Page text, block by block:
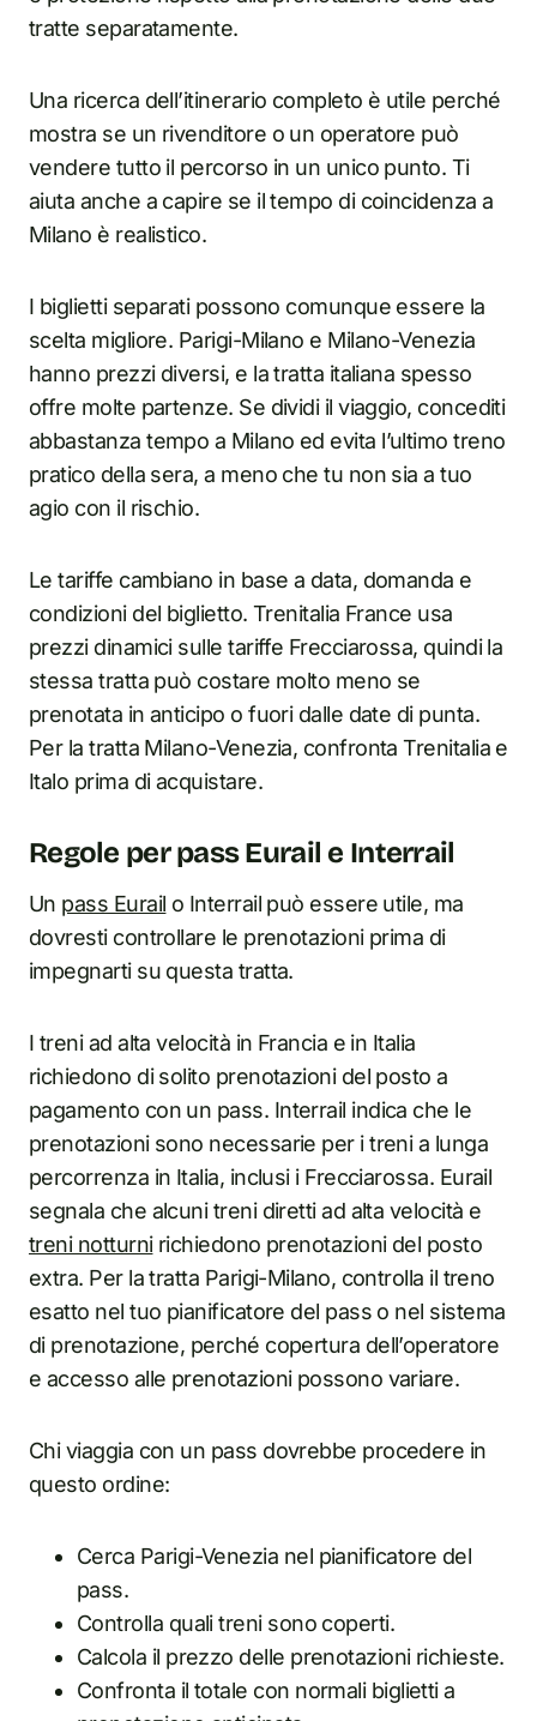
tratte separatamente.
Una ricerca dell’itinerario completo è utile perché
mostra se un rivenditore o un operatore può
vendere tutto il percorso in un unico punto. Ti
aiuta anche a capire se il tempo di coincidenza a
Milano è realistico.
I biglietti separati possono comunque essere la
scelta migliore. Parigi-Milano e Milano-Venezia
hanno prezzi diversi, e la tratta italiana spesso
offre molte partenze. Se dividi il viaggio, concediti
abbastanza tempo a Milano ed evita l’ultimo treno
pratico della sera, a meno che tu non sia a tuo
agio con il rischio.
Le tariffe cambiano in base a data, domanda e
condizioni del biglietto. Trenitalia France usa
prezzi dinamici sulle tariffe Frecciarossa, quindi la
stessa tratta può costare molto meno se
prenotata in anticipo o fuori dalle date di punta.
Per la tratta Milano-Venezia, confronta Trenitalia e
Italo prima di acquistare.
Regole per pass Eurail e Interrail
Un pass Eurail o Interrail può essere utile, ma
dovresti controllare le prenotazioni prima di
impegnarti su questa tratta.
I treni ad alta velocità in Francia e in Italia
richiedono di solito prenotazioni del posto a
pagamento con un pass. Interrail indica che le
prenotazioni sono necessarie per i treni a lunga
percorrenza in Italia, inclusi i Frecciarossa. Eurail
segnala che alcuni treni diretti ad alta velocità e
treni notturnirichiedono prenotazioni del posto
extra. Per la tratta Parigi-Milano, controlla il treno
esatto nel tuo pianificatore del pass o nel sistema
di prenotazione, perché copertura dell’operatore
e accesso alle prenotazioni possono variare.
Chi viaggia con un pass dovrebbe procedere in
questo ordine:
Cerca Parigi-Venezia nel pianificatore del
pass.
Controlla quali treni sono coperti.
Calcola il prezzo delle prenotazioni richieste.
Confronta il totale con normali biglietti a